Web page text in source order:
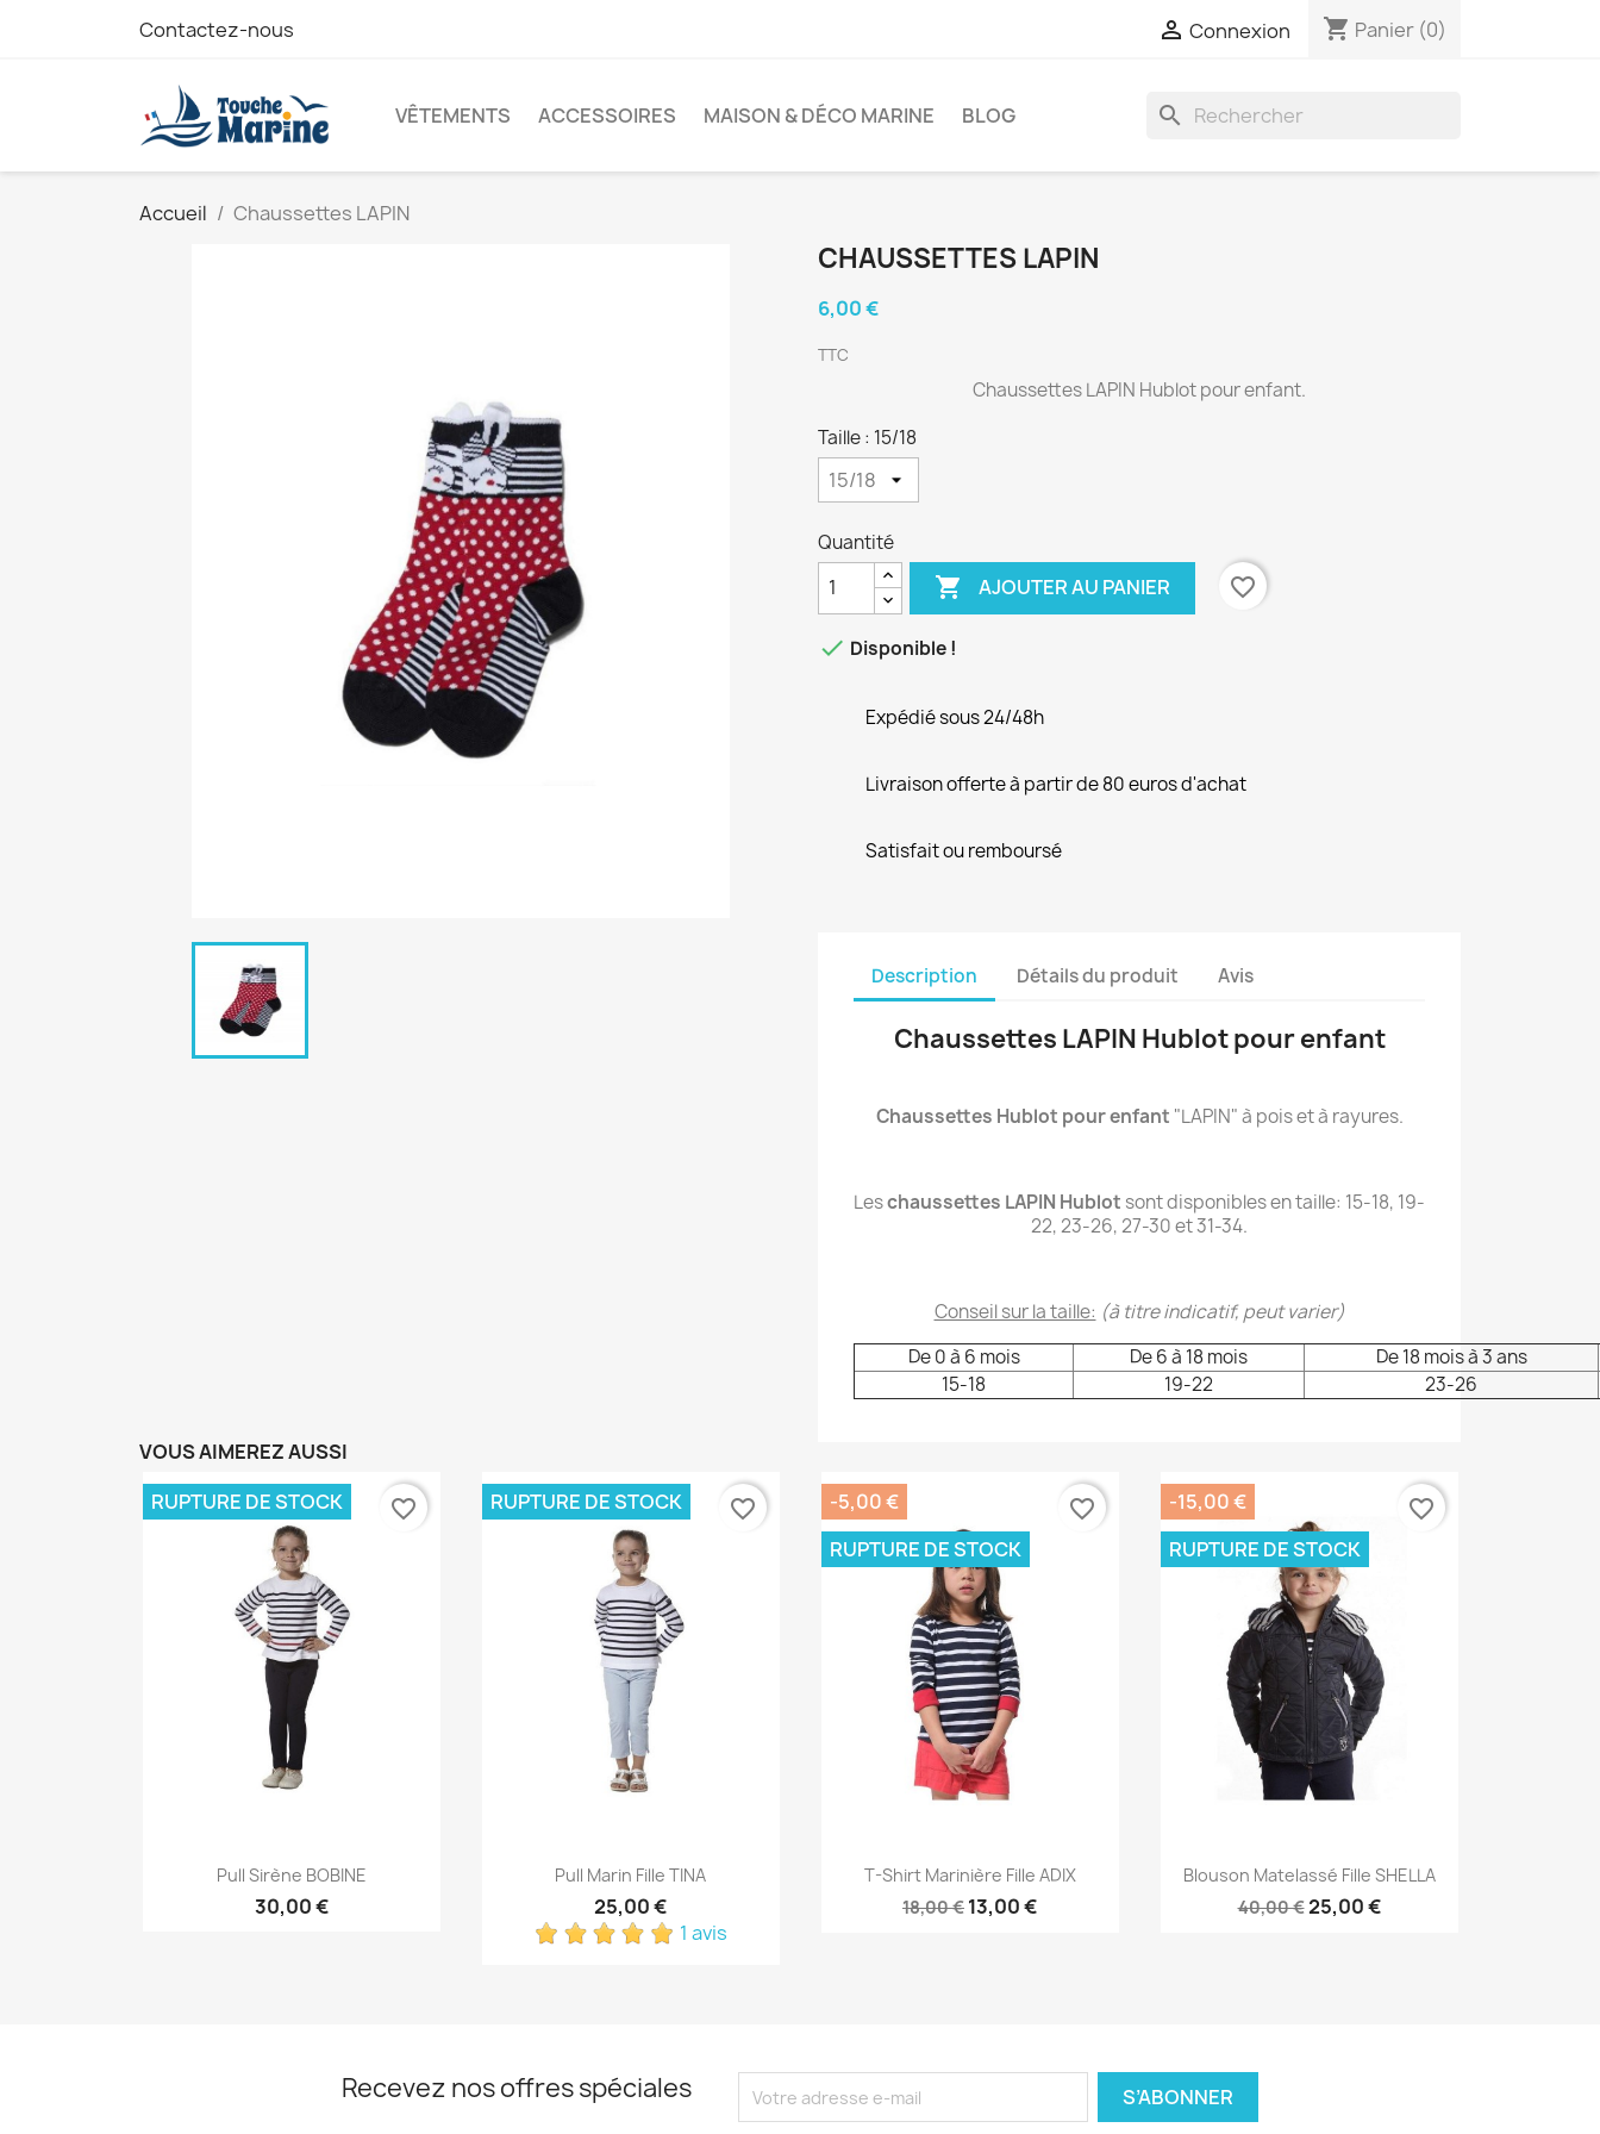
Contactez-nous  Connexion shopping_cart Panier (0)
VÊTEMENTS ACCESSOIRES MAISON & DÉCO MARINE BLOG search
Accueil Chaussettes LAPIN
CHAUSSETTES LAPIN
6,00 €
TTC
Chaussettes LAPIN Hublot pour enfant.
Taille : 15/18
Quantité
 AJOUTER AU PANIER favorite_border
 Disponible !
Expédié sous 24/48h
Livraison offerte à partir de 80 euros d'achat
Satisfait ou remboursé
Description Détails du produit Avis
Chaussettes LAPIN Hublot pour enfant
Chaussettes Hublot pour enfant "LAPIN" à pois et à rayures.
Leschaussettes LAPIN Hublot sont disponibles en taille: 15-18, 19-
22, 23-26, 27-30 et 31-34.
Conseil sur la taille: (à titre indicatif, peut varier)
De 0 à 6 mois
De 6 à 18 mois
De 18 mois à 3 ans
15-18
19-22 23-26
VOUS AIMEREZ AUSSI
Aperçu rapide
Pull Sirène BOBINE
30,00 €
RUPTURE DE STOCK favorite_border
Aperçu rapide
Pull Marin Fille TINA
25,00 €
1 avis
RUPTURE DE STOCK favorite_border
Aperçu rapide
T-Shirt Marinière Fille ADIX
18,00 € 13,00 €
-5,00 €
RUPTURE DE STOCK
favorite_border
Aperçu rapide
Blouson Matelassé Fille SHELLA
40,00 €25,00 €
-15,00 €
RUPTURE DE STOCK
favorite_border
Recevez nos offres spéciales